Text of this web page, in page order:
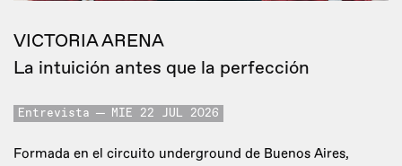
VICTORIA ARENA
La intuición antes que la perfección
Entrevista MIE 22 JUL 2026
Formada en el circuito underground de Buenos Aires,